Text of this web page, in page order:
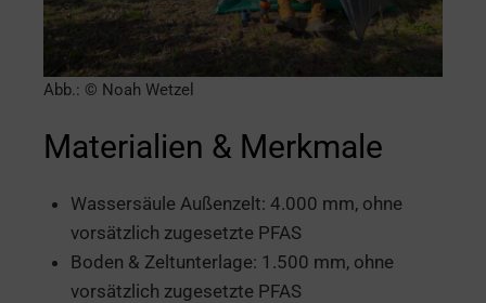
Abb.: © Noah Wetzel
Materialien & Merkmale
Wassersäule Außenzelt: 4.000 mm, ohne
vorsätzlich zugesetzte PFAS
Boden & Zeltunterlage: 1.500 mm, ohne
vorsätzlich zugesetzte PFAS